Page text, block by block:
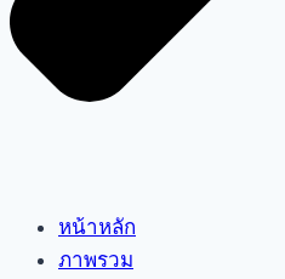
หน้าหลัก
ภาพรวม